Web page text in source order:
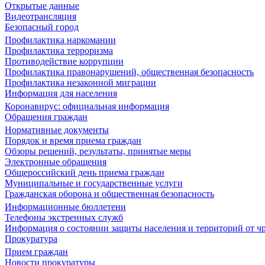
Открытые данные
Видеотрансляция
Безопасный город
Профилактика наркомании
Профилактика терроризма
Противодействие коррупции
Профилактика правонарушений, общественная безопасность
Профилактика незаконной миграции
Информация для населения
Коронавирус: официальная информация
Обращения граждан
Нормативные документы
Порядок и время приема граждан
Обзоры решений, результаты, принятые меры
Электронные обращения
Общероссийский день приема граждан
Муниципальные и государственные услуги
Гражданская оборона и общественная безопасность
Информационные бюллетени
Телефоны экстренных служб
Информация о состоянии защиты населения и территорий от
Прокуратура
Прием граждан
Новости прокуратуры